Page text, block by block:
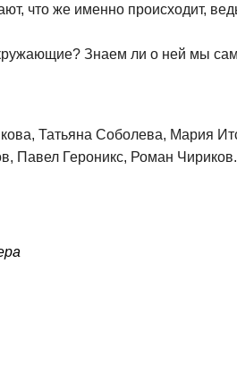
что же именно происходит,
Знаем ли о ней мы
Татьяна Соболева, Мария
Павел Героникс, Роман Чириков.